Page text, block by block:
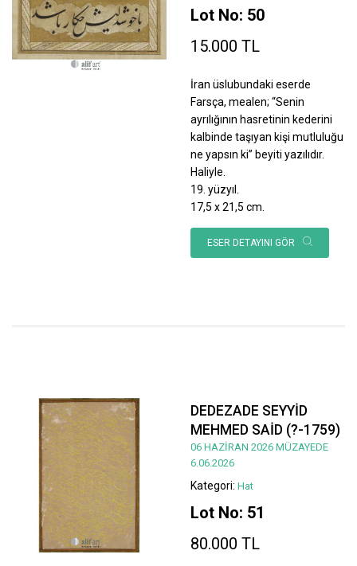
Lot No: 50
15.000 TL
İran üslubundaki eserde
Farsça, mealen; “Senin
ayrılığının hasretinin kederini
kalbinde taşıyan kişi mutluluğu
ne yapsın ki” beyiti yazılıdır.
Haliyle.
19. yüzyıl.
17,5 x 21,5 cm.
ESER DETAYINI GÖR
DEDEZADE SEYYİD
MEHMED SAİD (?-1759)
06 HAZİRAN 2026 MÜZAYEDE
6.06.2026
Kategori: Hat
Lot No: 51
80.000 TL